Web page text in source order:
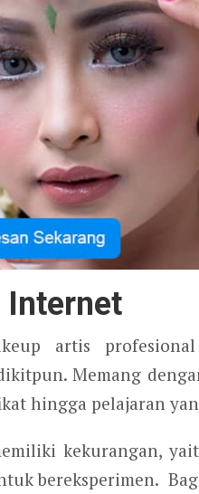
Internet
artis
Memang
hingga pelajaran
kekurangan,
bereksperimen.